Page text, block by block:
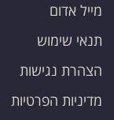
מייל אדום
תנאי שימוש
הצהרת נגישות
מדיניות הפרטיות